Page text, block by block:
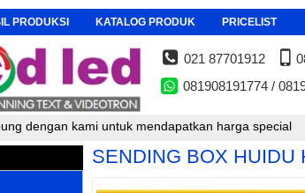
PRODUKSI KATALOG PRODUK PRICELIST
021 87701912
081908191774 /
kami untuk mendapatkan harga special
SENDING BOX HUIDU